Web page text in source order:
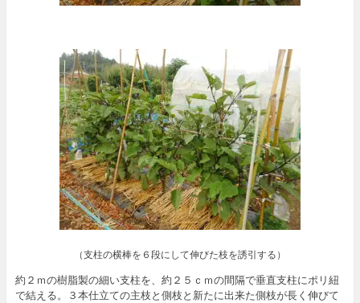
（支柱の横棒を６段にして伸びた枝を誘引する）
約２ｍの樹脂製の細い支柱を、約２５ｃｍの間隔で垂直支柱にポリ紐
で結える。３本仕立ての主枝と側枝と新たに出来た側枝が長く伸びて